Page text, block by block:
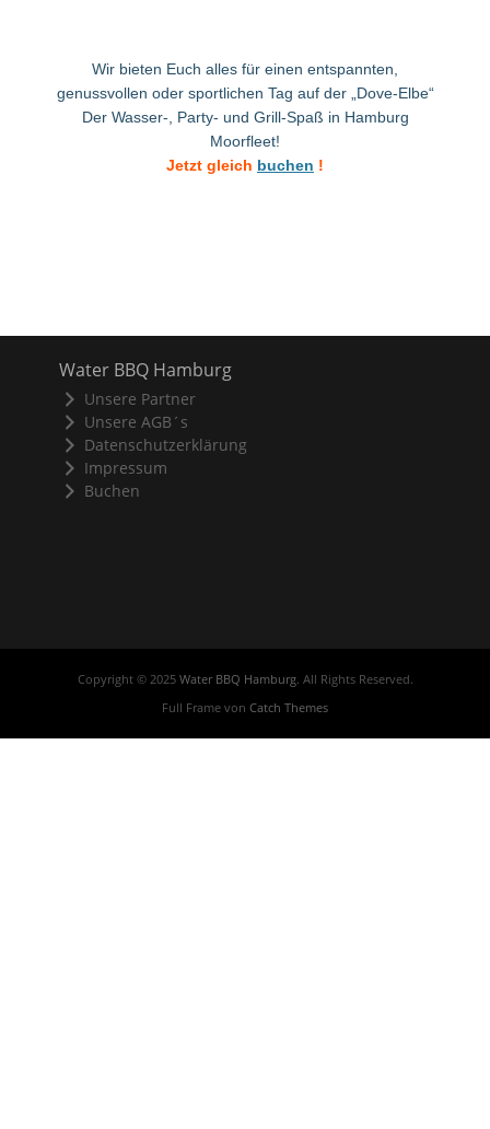
Wir bieten Euch alles für einen entspannten,
genussvollen oder sportlichen Tag auf der „Dove-Elbe“
Der Wasser-, Party- und Grill-Spaß in Hamburg
Moorfleet!
Jetzt gleich buchen !
Water BBQ Hamburg
Unsere Partner
Unsere AGB´s
Datenschutzerklärung
Impressum
Buchen
Copyright © 2025 Water BBQ Hamburg. All Rights Reserved.
Full Frame von Catch Themes